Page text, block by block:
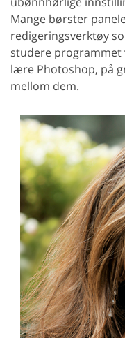
Mange børster
redigeringsverktøy
studere programmet
lære Photoshop, på
mellom dem.